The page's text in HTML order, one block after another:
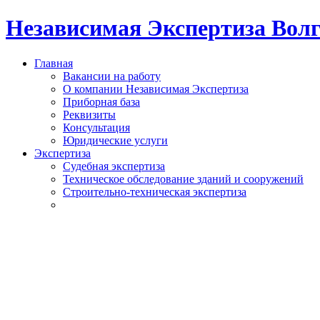
Независимая Экспертиза
Главная
Вакансии на работу
О компании Независимая Экспертиза
Приборная база
Реквизиты
Консультация
Юридические услуги
Экспертиза
Судебная экспертиза
Техническое обследование зданий и сооружений
Строительно-техническая экспертиза